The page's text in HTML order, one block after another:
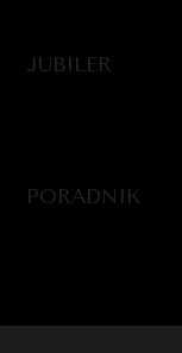
JUBILER
PORADNIK